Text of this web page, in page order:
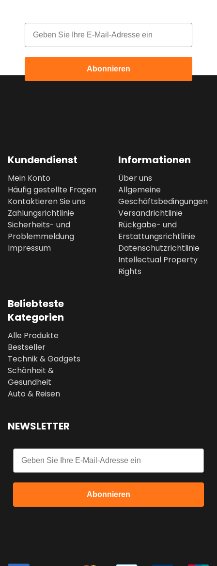
Email
Abonnieren
Kundendienst
Mein Konto
Häufig gestellte Fragen
Kontaktieren Sie uns
Zahlungsrichtlinie
Sicherheits- und
Problemmeldung
Impressum
Informationen
Über uns
Allgemeine
Geschäftsbedingungen
Versandrichtlinie
Rückgabe- und
Erstattungsrichtlinie
Datenschutzrichtlinie
Intellectual Property
Rights
Beliebteste
Kategorien
Alle Produkte
Bestseller
Technik & Gadgets
Schönheit &
Gesundheit
Auto & Reisen
NEWSLETTER
Email
Abonnieren